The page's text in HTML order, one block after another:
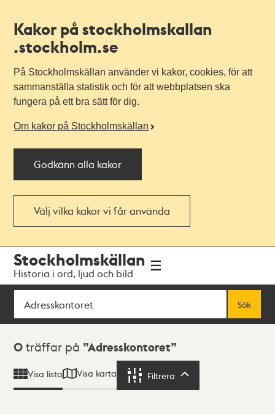
Kakor på stockholmskallan
.stockholm.se
På Stockholmskällan använder vi kakor, cookies, för att
sammanställa statistik och för att webbplatsen ska
fungera på ett bra sätt för dig.
Om kakor på Stockholmskällan
Godkänn alla kakor
Välj vilka kakor vi får använda
navigationen
huvudinnehållet
Stockholmskällan
Historia i ord, ljud och bild
Sök
Sök
Sökresultat
0 träffar på Adresskontoret
Visa lista Visa karta Filtrera